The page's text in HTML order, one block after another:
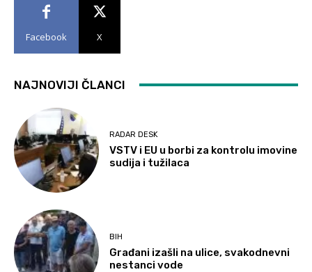
Facebook X
NAJNOVIJI ČLANCI
RADAR DESK
VSTV i EU u borbi za kontrolu imovine
sudija i tužilaca
BIH
Građani izašli na ulice, svakodnevni
nestanci vode